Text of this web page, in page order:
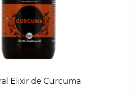
Elixir de Curcuma